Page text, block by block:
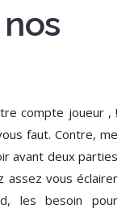
compte joueur , !
faut. Contre, me
avant deux parties
assez vous éclairer
les besoin pour